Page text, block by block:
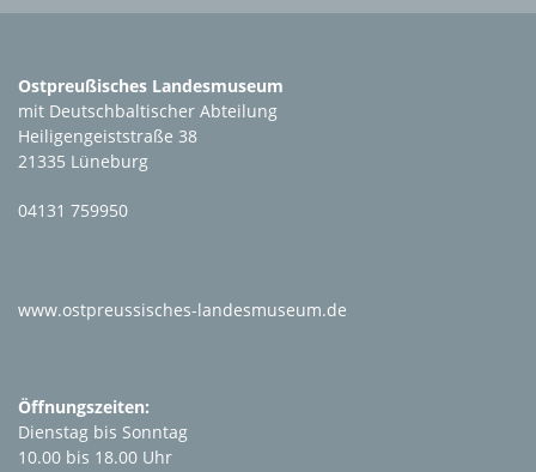
Ostpreußisches Landesmuseum
mit Deutschbaltischer Abteilung
Heiligengeiststraße 38
21335 Lüneburg
04131 759950
www.ostpreussisches-landesmuseum.de
Öffnungszeiten:
Dienstag bis Sonntag
10.00 bis 18.00 Uhr